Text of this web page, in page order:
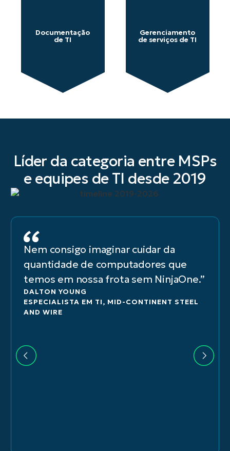
Documentação
de TI
Gerenciamento
de serviços de TI
Líder da categoria entre MSPs
e equipes de TI desde 2019
Nem consigo imaginar cuidar da
quantidade de computadores que
temos em nossa frota sem NinjaOne.”
DALTON YOUNG
ESPECIALISTA EM TI, MID-CONTINENT STEEL
AND WIRE